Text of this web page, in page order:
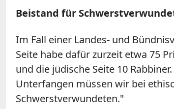
Beistand für
Im Fall einer Landes- und
Seite habe dafür zurzeit etwa 75
und die jüdische Seite 10
Unterfangen müssen wir bei
Schwerstverwundeten."